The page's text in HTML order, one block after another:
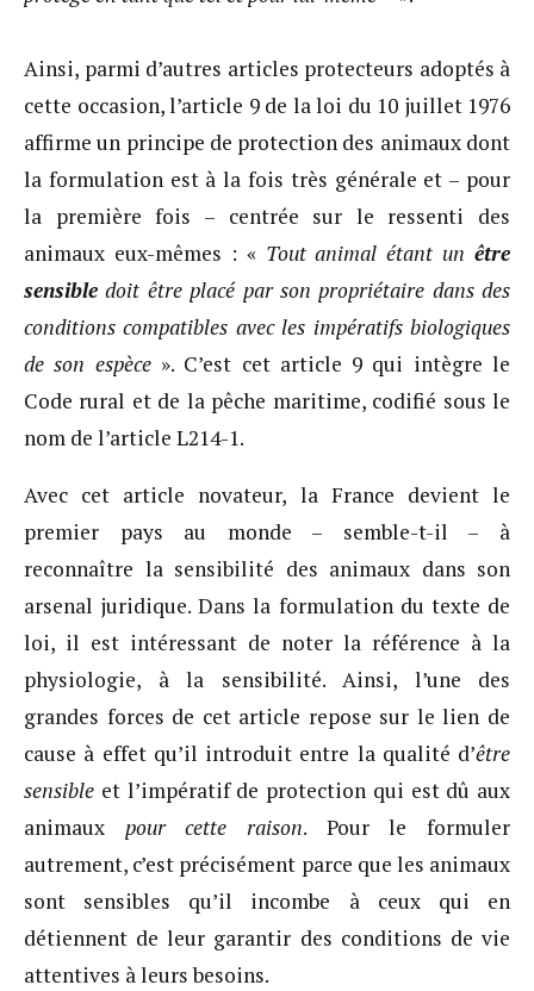
Ainsi, parmi d’autres articles protecteurs adoptés à
cette occasion, l’article 9 de la loi du 10 juillet 1976
affirme un principe de protection des animaux dont
la formulation est à la fois très générale et – pour
la première fois – centrée sur le ressenti des
animaux eux-mêmes : « Tout animal étant un être
sensible doit être placé par son propriétaire dans des
conditions compatibles avec les impératifs biologiques
de son espèce». C’est cet article 9 qui intègre le
Code rural et de la pêche maritime, codifié sous le
nom de l’article L214-1.
Avec cet article novateur, la France devient le
premier pays au monde – semble-t-il – à
reconnaître la sensibilité des animaux dans son
arsenal juridique. Dans la formulation du texte de
loi, il est intéressant de noter la référence à la
physiologie, à la sensibilité. Ainsi, l’une des
grandes forces de cet article repose sur le lien de
cause à effet qu’il introduit entre la qualité d’être
sensible et l’impératif de protection qui est dû aux
animaux pour cette raison. Pour le formuler
autrement, c’est précisément parce que les animaux
sont sensibles qu’il incombe à ceux qui en
détiennent de leur garantir des conditions de vie
attentives à leurs besoins.